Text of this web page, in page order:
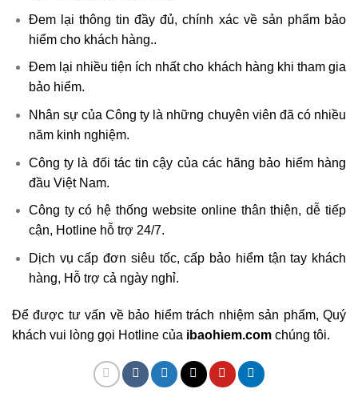
Đem lại thông tin đầy đủ, chính xác về sản phẩm bảo
hiểm cho khách hàng..
Đem lại nhiều tiện ích nhất cho khách hàng khi tham gia
bảo hiểm.
Nhân sự của Công ty là những chuyên viên đã có nhiều
năm kinh nghiệm.
Công ty là đối tác tin cậy của các hãng bảo hiểm hàng
đầu Việt Nam.
Công ty có hệ thống website online thân thiện, dễ tiếp
cận, Hotline hỗ trợ 24/7.
Dịch vụ cấp đơn siêu tốc, cấp bảo hiểm tận tay khách
hàng, Hỗ trợ cả ngày nghỉ.
Để được tư vấn về bảo hiểm trách nhiệm sản phẩm, Quý
khách vui lòng gọi Hotline của ibaohiem.com chúng tôi.